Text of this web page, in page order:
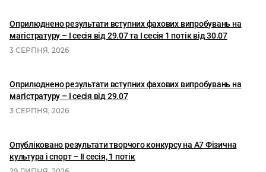
Оприлюднено результати вступних фахових випробувань на
магістратуру – І сесія від 29.07 та І сесія 1 потік від 30.07
3 СЕРПНЯ, 2026
Оприлюднено результати вступних фахових випробувань на
магістратуру – І сесія від 29.07
3 СЕРПНЯ, 2026
Опубліковано результати творчого конкурсу на А7 Фізична
культура і спорт – ІІ сесія, 1 потік